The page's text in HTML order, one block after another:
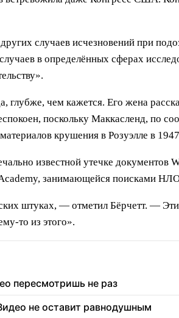
случаев исчезновений при
в определённых сферах
чем кажется. Его жена
поскольку Маккасленд, по
крушения в Розуэлле в
известной утечке
занимающейся поисками
штуках, — отметил Бёрчетт. —
то из этого».
пересмотришь не раз
не оставит равнодушным